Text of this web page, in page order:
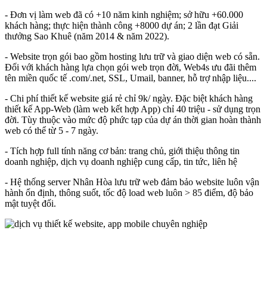
- Đơn vị làm web đã có +10 năm kinh nghiệm; sở hữu +60.000
khách hàng; thực hiện thành công +8000 dự án; 2 lần đạt Giải
thưởng Sao Khuê (năm 2014 & năm 2022).
- Website trọn gói bao gồm hosting lưu trữ và giao diện web có sẵn.
Đối với khách hàng lựa chọn gói web trọn đời, Web4s ưu đãi thêm
tên miền quốc tế .com/.net, SSL, Umail, banner, hỗ trợ nhập liệu....
- Chi phí thiết kế website giá rẻ chỉ 9k/ ngày. Đặc biệt khách hàng
thiết kế App-Web (làm web kết hợp App) chỉ 40 triệu - sử dụng trọn
đời. Tùy thuộc vào mức độ phức tạp của dự án thời gian hoàn thành
web có thể từ 5 - 7 ngày.
- Tích hợp full tính năng cơ bản: trang chủ, giới thiệu thông tin
doanh nghiệp, dịch vụ doanh nghiệp cung cấp, tin tức, liên hệ
- Hệ thống server Nhân Hòa lưu trữ web đảm bảo website luôn vận
hành ổn định, thông suốt, tốc độ load web luôn > 85 điểm, độ bảo
mật tuyệt đối.